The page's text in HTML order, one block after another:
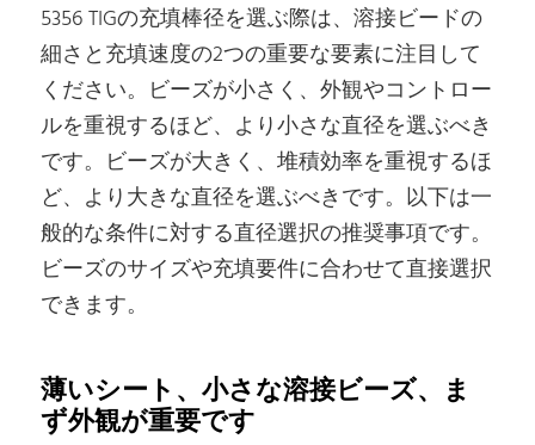
5356 TIGの充填棒径を選ぶ際は、溶接ビードの
細さと充填速度の2つの重要な要素に注目して
ください。ビーズが小さく、外観やコントロー
ルを重視するほど、より小さな直径を選ぶべき
です。ビーズが大きく、堆積効率を重視するほ
ど、より大きな直径を選ぶべきです。以下は一
般的な条件に対する直径選択の推奨事項です。
ビーズのサイズや充填要件に合わせて直接選択
できます。
薄いシート、小さな溶接ビーズ、ま
ず外観が重要です